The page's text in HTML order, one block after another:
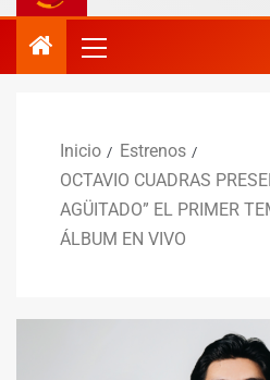
Inicio
Estrenos
OCTAVIO CUADRAS
AGÜITADO” EL PRIMER
ÁLBUM EN VIVO